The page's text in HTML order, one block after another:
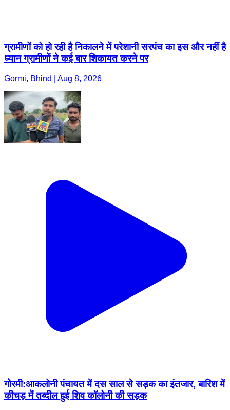
ग्रामीणों को हो रही है निकालने में परेशानी सरपंच का इस और नहीं है
ध्यान ग्रामीणों ने कई बार शिकायत करने पर
Gormi, Bhind | Aug 8, 2026
गोरमी:आकलोनी पंचायत में दस साल से सड़क का इंतजार, बारिश में
कीचड़ में तब्दील हुई शिव कॉलोनी की सड़क